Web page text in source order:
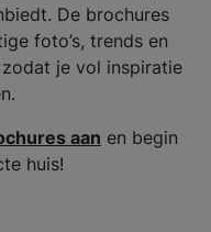
De brochures
foto’s, trends en
je vol inspiratie
aan en begin
huis!